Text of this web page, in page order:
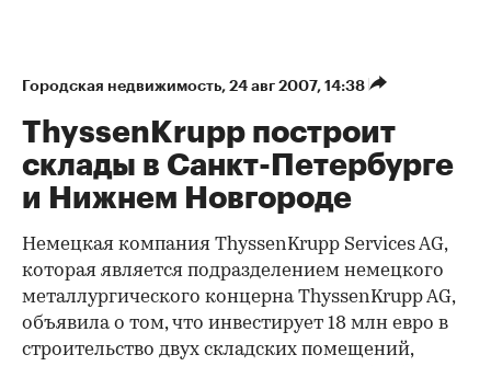
Городская недвижимость⁠, 24 авг 2007, 14:38
ThyssenKrupp построит
склады в Санкт-Петербурге
и Нижнем Новгороде
Немецкая компания ThyssenKrupp Services AG,
которая является подразделением немецкого
металлургического концерна ThyssenKrupp AG,
объявила о том, что инвестирует 18 млн евро в
строительство двух складских помещений,